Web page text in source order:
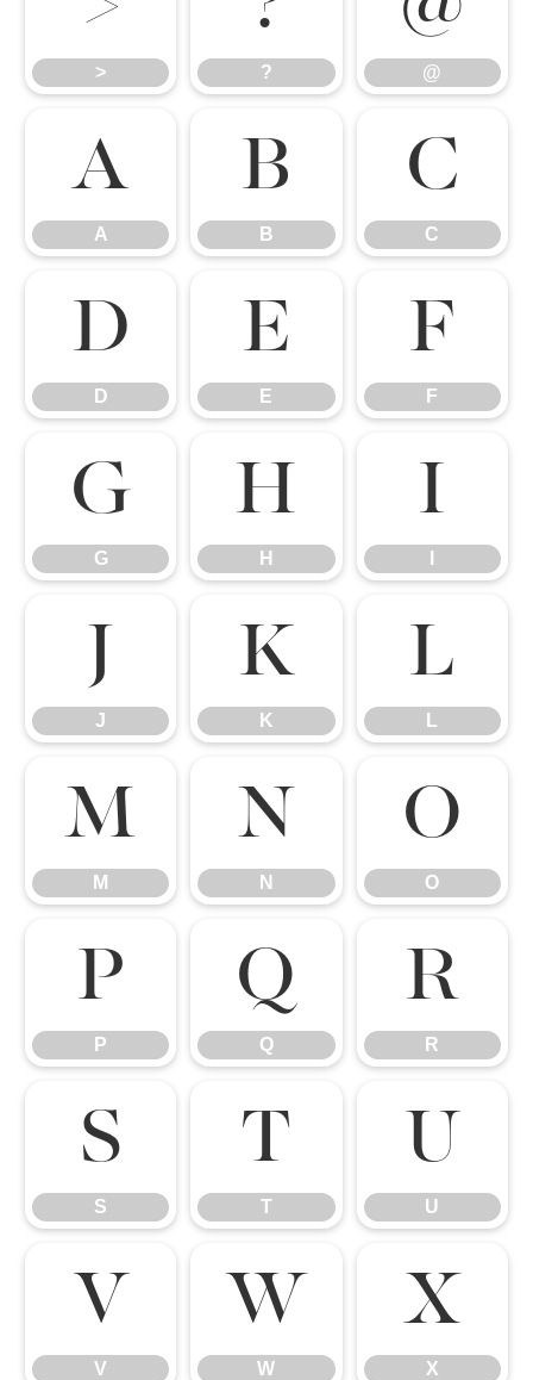
> ? @
A
A
B
B
C
C
D
D
E
E
F
F
G
G
H
H
I
J
J
K
K
L
L
M
M
N
N
O
O
P
P
Q
Q
R
R
S
S
T
T
U
U
V
V
W
W
X
X